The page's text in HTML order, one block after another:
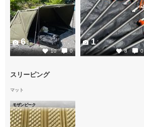
10 0
6
8 0
1
スリーピング
マット
モザンビーク